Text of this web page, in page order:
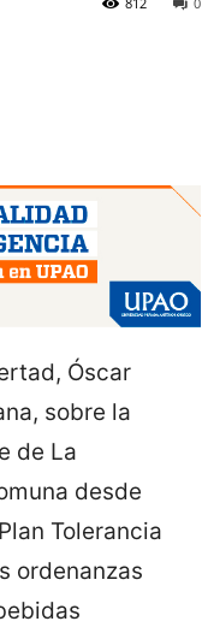
Óscar
sobre la
de La
desde
Tolerancia
ordenanzas